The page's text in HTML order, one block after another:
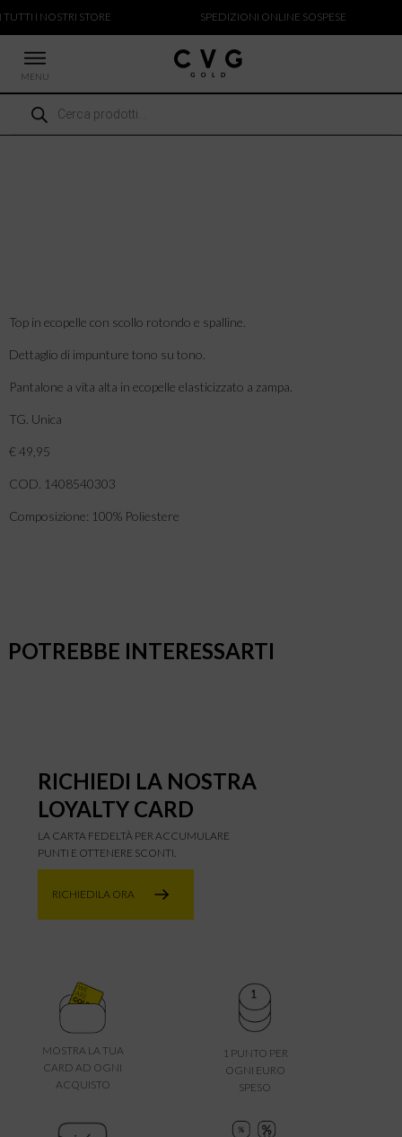
I NOSTRI STORE SPEDIZIONI ONLINE SOSPESE
MENU
Ricerca
prodotti
ARRIVI
Top in ecopelle con scollo rotondo e spalline.
Dettaglio di impunture tono su tono.
Pantalone a vita alta in ecopelle elasticizzato a zampa.
TG. Unica
€ 49,95
COD. 1408540303
Composizione: 100% Poliestere
POTREBBE INTERESSARTI
RICHIEDI LA NOSTRA
LOYALTY CARD
LA CARTA FEDELTÀ PER ACCUMULARE
PUNTI E OTTENERE SCONTI.
RICHIEDILA ORA
MOSTRA LA TUA
CARD AD OGNI
ACQUISTO
1 PUNTO PER
OGNI EURO
SPESO